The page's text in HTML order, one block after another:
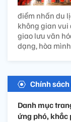
điểm nhấn du
không gian vui
giao lưu văn
dạng, hòa
Chính
Danh mục
ứng phó, khắc